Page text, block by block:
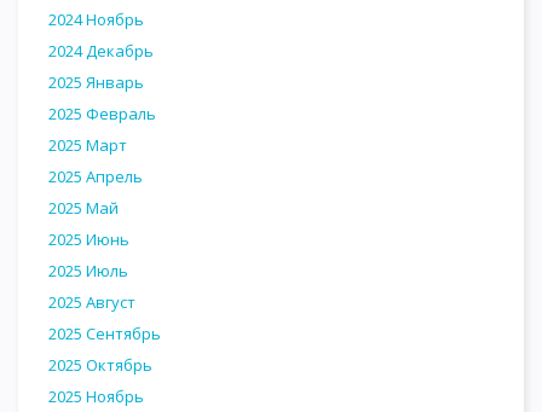
2024 Ноябрь
2024 Декабрь
2025 Январь
2025 Февраль
2025 Март
2025 Апрель
2025 Май
2025 Июнь
2025 Июль
2025 Август
2025 Сентябрь
2025 Октябрь
2025 Ноябрь